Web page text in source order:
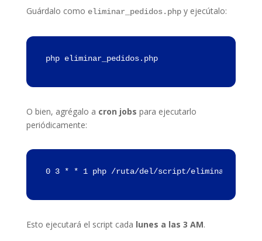
Guárdalo como eliminar_pedidos.phpy ejecútalo:
php eliminar_pedidos.php
O bien, agrégalo a cron jobs para ejecutarlo
periódicamente:
0 3 * * 1 php /ruta/del/script/
Esto ejecutará el script cada lunes a las 3 AM.